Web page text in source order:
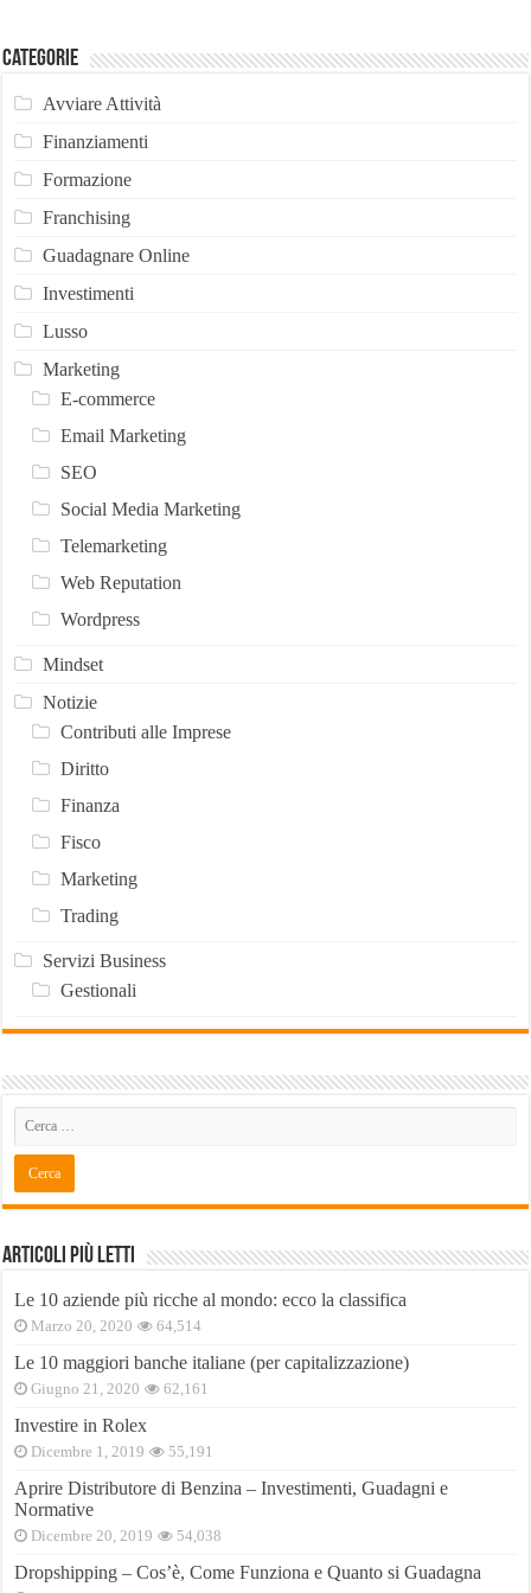
Categorie
Avviare Attività
Finanziamenti
Formazione
Franchising
Guadagnare Online
Investimenti
Lusso
Marketing
E-commerce
Email Marketing
SEO
Social Media Marketing
Telemarketing
Web Reputation
Wordpress
Mindset
Notizie
Contributi alle Imprese
Diritto
Finanza
Fisco
Marketing
Trading
Servizi Business
Gestionali
Articoli Più Letti
Le 10 aziende più ricche al mondo: ecco la classifica
Marzo 20, 2020 64,514
Le 10 maggiori banche italiane (per capitalizzazione)
Giugno 21, 2020 62,161
Investire in Rolex
Dicembre 1, 2019 55,191
Aprire Distributore di Benzina – Investimenti, Guadagni e
Normative
Dicembre 20, 2019 54,038
Dropshipping – Cos’è, Come Funziona e Quanto si Guadagna